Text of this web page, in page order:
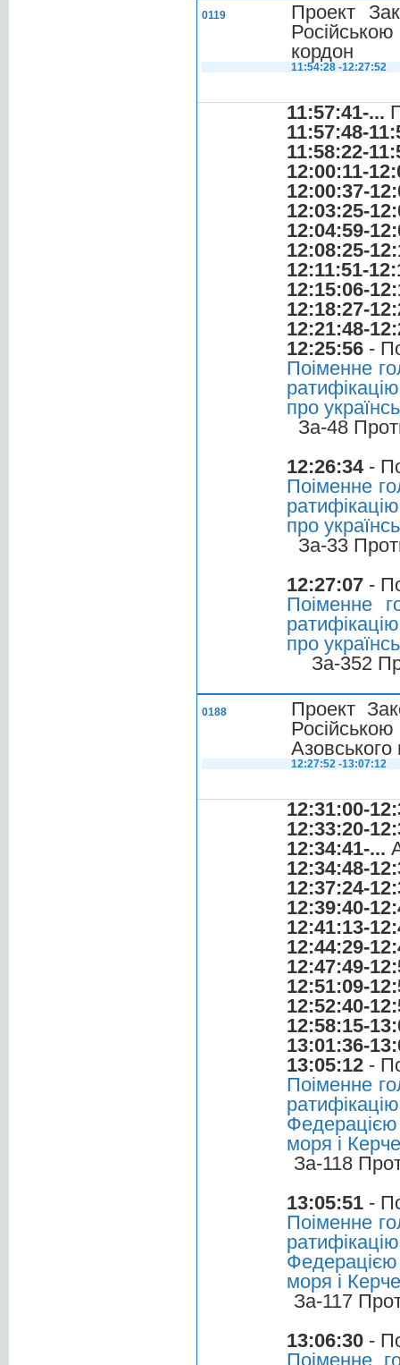
0119
Проект
кордон
11:54:28 -12:27:52
11:57:41-...
11:57:48-
11:58:22-
12:00:11-
12:00:37-
12:03:25-
12:04:59-
12:08:25-
12:11:51-
12:15:06-
12:18:27-
12:21:48-
12:25:56 -
Поіменне
про
За-48
12:26:34-
Поіменне
про
За-33
12:27:07 -
Поіменне
про
За-352
0188
Проект
Азовського
12:27:52 -13:07:12
12:31:00-
12:33:20-
12:34:41-...
12:34:48-
12:37:24-
12:39:40-
12:41:13-
12:44:29-
12:47:49-
12:51:09-
12:52:40-
12:58:15-
13:01:36-
13:05:12 -
Поіменне
моря і
За-118
13:05:51 -
Поіменне
моря і
За-117
13:06:30 -
Поіменне